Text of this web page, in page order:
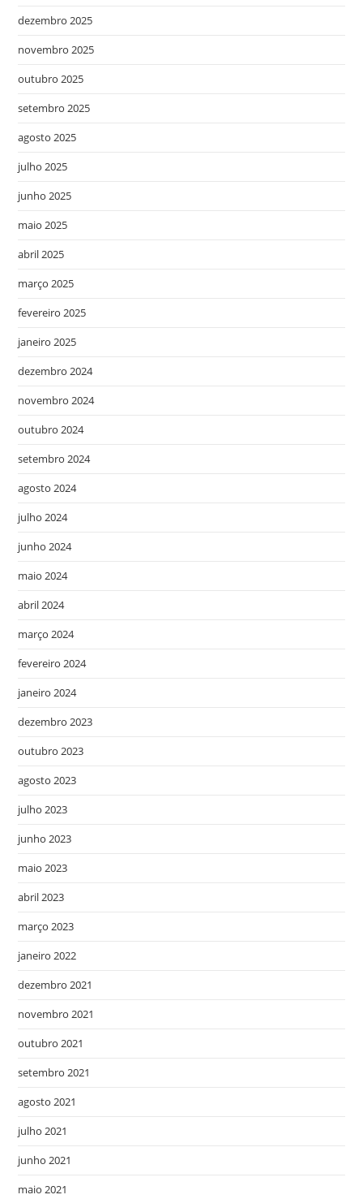
dezembro 2025
novembro 2025
outubro 2025
setembro 2025
agosto 2025
julho 2025
junho 2025
maio 2025
abril 2025
março 2025
fevereiro 2025
janeiro 2025
dezembro 2024
novembro 2024
outubro 2024
setembro 2024
agosto 2024
julho 2024
junho 2024
maio 2024
abril 2024
março 2024
fevereiro 2024
janeiro 2024
dezembro 2023
outubro 2023
agosto 2023
julho 2023
junho 2023
maio 2023
abril 2023
março 2023
janeiro 2022
dezembro 2021
novembro 2021
outubro 2021
setembro 2021
agosto 2021
julho 2021
junho 2021
maio 2021